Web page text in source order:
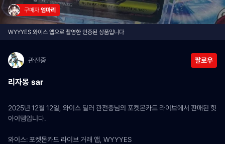
구매자 엄마리
WYYYES 와이스 앱으로 촬영한 인증된 상품입니다
관전중 팔로우
리자몽 sar
2025년 12월 12일, 와이스 딜러 관전중님의 포켓몬카드 라이브에서 판매된 힛
아이템입니다.
와이스: 포켓몬카드 라이브 거래 앱, WYYYES